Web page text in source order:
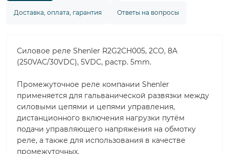
Доставка, оплата, гарантия Ответы на вопросы
Силовое реле Shenler R2G2CH005, 2CO, 8A
(250VAC/30VDC), 5VDC, растр. 5mm.
Промежуточное реле компании Shenler
применяется для гальванической развязки между
силовыми цепями и цепями управления,
дистанционного включения нагрузки путём
подачи управляющего напряжения на обмотку
реле, а также для использования в качестве
промежуточных.